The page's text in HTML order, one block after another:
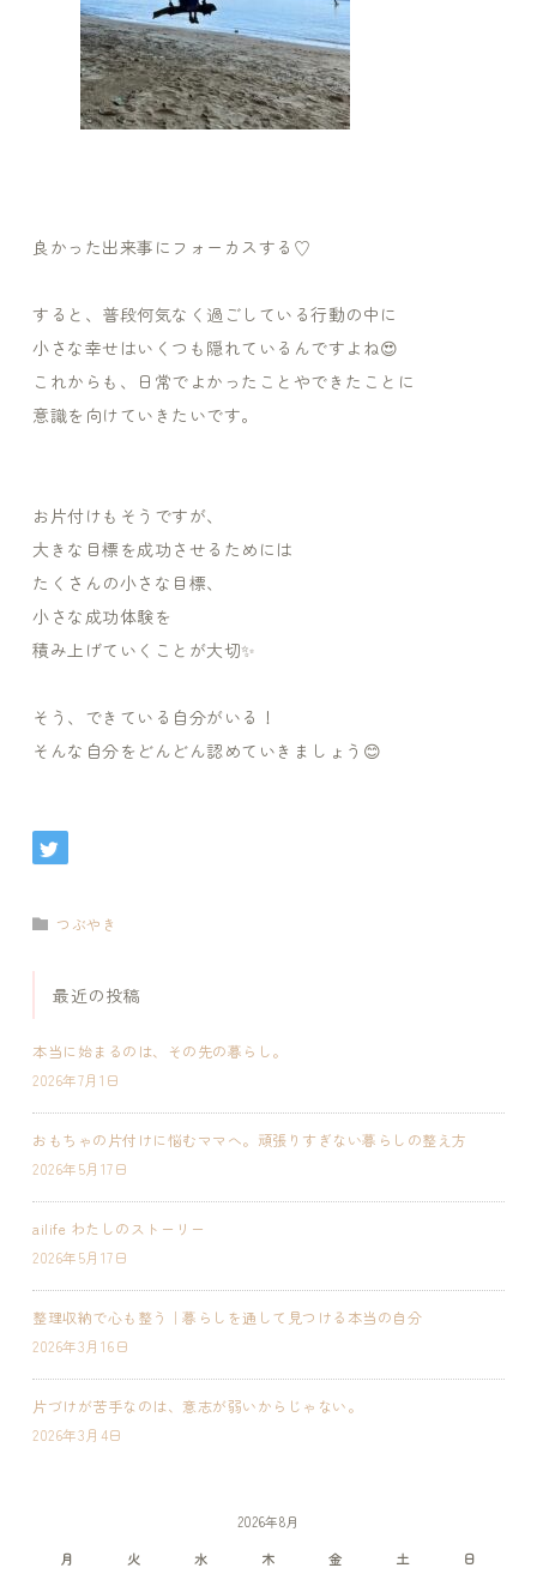
良かった出来事にフォーカスする♡
すると、普段何気なく過ごしている行動の中に
小さな幸せはいくつも隠れているんですよね😍
これからも、日常でよかったことやできたことに
意識を向けていきたいです。
お片付けもそうですが、
大きな目標を成功させるためには
たくさんの小さな目標、
小さな成功体験を
積み上げていくことが大切✨
そう、できている自分がいる！
そんな自分をどんどん認めていきましょう😊
つぶやき
最近の投稿
本当に始まるのは、その先の暮らし。
2026年7月1日
おもちゃの片付けに悩むママへ。頑張りすぎない暮らしの整え方
2026年5月17日
ailife わたしのストーリー
2026年5月17日
整理収納で心も整う｜暮らしを通して見つける本当の自分
2026年3月16日
片づけが苦手なのは、意志が弱いからじゃない。
2026年3月4日
2026年8月
月
火 水 木 金 土
日